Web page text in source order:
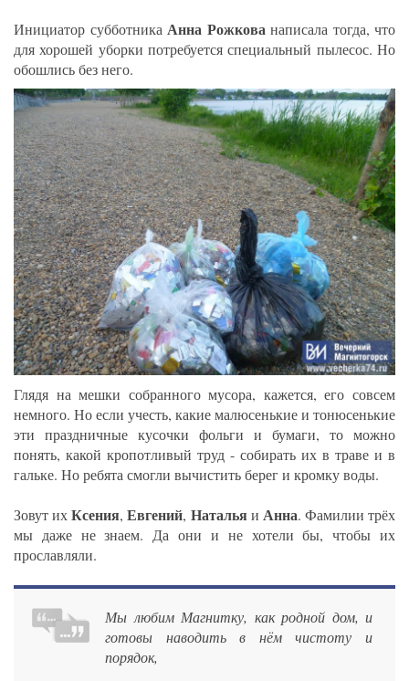
Инициатор субботника Анна Рожкованаписала тогда, что
для хорошей уборки потребуется специальный пылесос. Но
обошлись без него.
Глядя на мешки собранного мусора, кажется, его совсем
немного. Но если учесть, какие малюсенькие и тонюсенькие
эти праздничные кусочки фольги и бумаги, то можно
понять, какой кропотливый труд - собирать их в траве и в
гальке. Но ребята смогли вычистить берег и кромку воды.
Зовут ихКсения,Евгений, Натальяи Анна. Фамилии трёх
мы даже не знаем. Да они и не хотели бы, чтобы их
прославляли.
Мы любим Магнитку, как родной дом, и
готовы наводить в нём чистоту и
порядок,